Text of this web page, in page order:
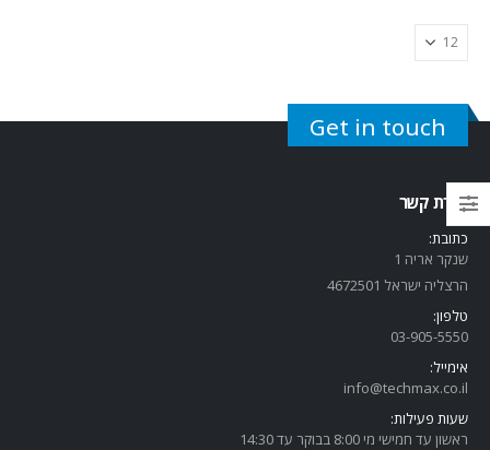
Get in touch
יצירת קשר
כתובת:
שנקר אריה 1
הרצליה ישראל 4672501
טלפון:
03-905-5550
אימייל:
info@techmax.co.il
שעות פעילות:
ראשון עד חמישי מי 8:00 בבוקר עד 14:30